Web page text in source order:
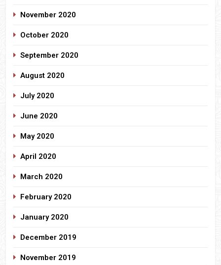
November 2020
October 2020
September 2020
August 2020
July 2020
June 2020
May 2020
April 2020
March 2020
February 2020
January 2020
December 2019
November 2019